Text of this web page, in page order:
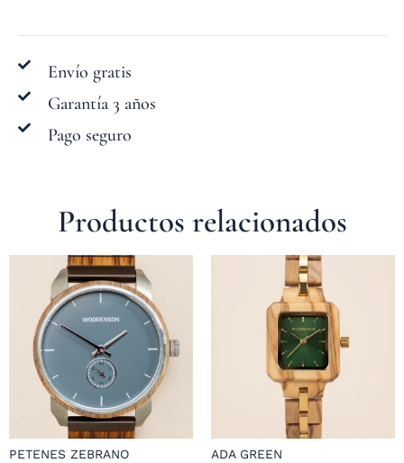
Envío gratis
Garantía 3 años
Pago seguro
Productos relacionados
PETENES ZEBRANO ADA GREEN